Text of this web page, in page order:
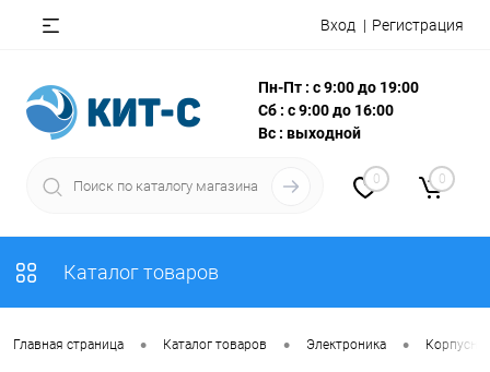
Вход Регистрация
Пн-Пт : с 9:00 до 19:00
Сб : с 9:00 до 16:00
Вс : выходной
0 0
Каталог товаров
Главная страница • Каталог товаров • Электроника •